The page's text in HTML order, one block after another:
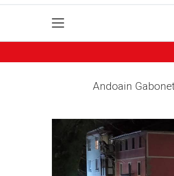
Andoain